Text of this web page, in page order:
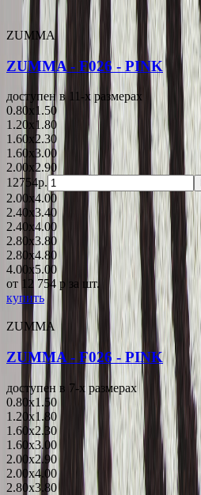
ZUMMA
ZUMMA - F026 - PINK
доступен в 11-x размерах
0.80x1.50
1.20x1.80
1.60x2.30
1.60x3.00
2.00x2.90
12754р.
2.00x4.00
2.40x3.40
2.40x4.00
2.80x3.80
2.80x4.80
4.00x5.00
от 12 754 p за шт.
купить
ZUMMA
ZUMMA - F026 - PINK
доступен в 7-x размерах
0.80x1.50
1.20x1.80
1.60x2.30
1.60x3.00
2.00x2.90
2.00x4.00
2.80x3.80